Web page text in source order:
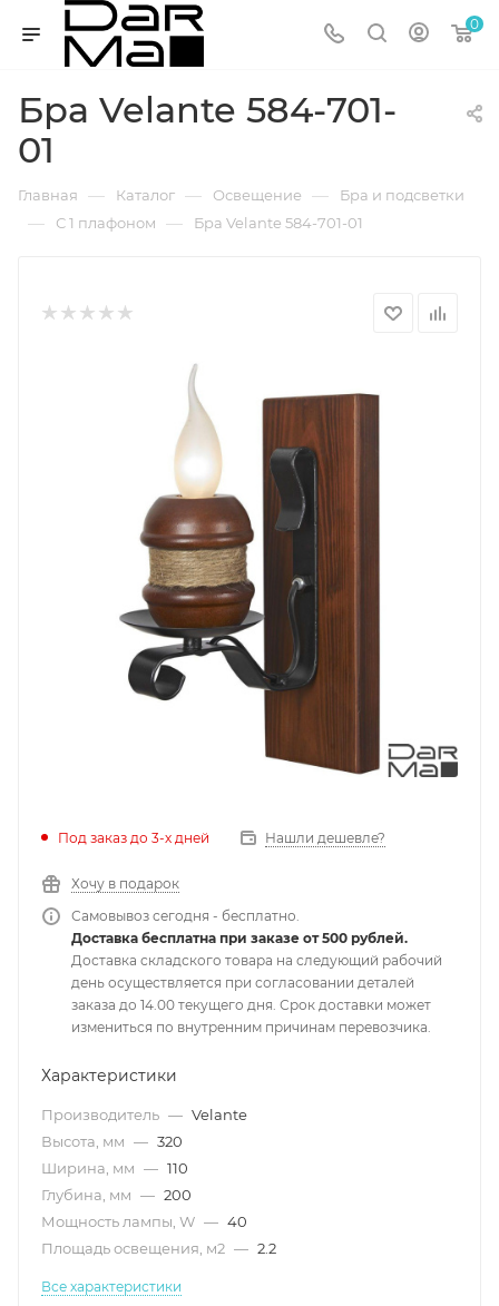
0
Бра Velante 584-701-
01
Главная — Каталог — Освещение — Бра и подсветки
— С 1 плафоном — Бра Velante 584-701-01
Под заказ до 3-х дней Нашли дешевле?
Хочу в подарок
Самовывоз сегодня - бесплатно.
Доставка бесплатна при заказе от 500 рублей.
Доставка складского товара на следующий рабочий
день осуществляется при согласовании деталей
заказа до 14.00 текущего дня. Срок доставки может
измениться по внутренним причинам перевозчика.
Характеристики
Производитель — Velante
Высота, мм — 320
Ширина, мм — 110
Глубина, мм — 200
Мощность лампы, W — 40
Площадь освещения, м2 — 2.2
Все характеристики